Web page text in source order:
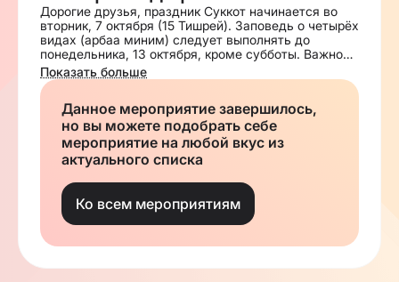
Дорогие друзья, праздник Суккот начинается во
вторник, 7 октября (15 Тишрей). Заповедь о четырёх
видах (арбаа миним) следует выполнять до
понедельника, 13 октября, кроме субботы. Важно
приобрести красивые 4 вида, которые будут
принадлежать лично покупателю — в этом
заключается особое украшение заповеди. Для
приобретения арбаа миним зарегистрируйтесь
Показать больше
Данное мероприятие завершилось,
но вы можете подобрать себе
мероприятие на любой вкус из
актуального списка
Ко всем мероприятиям